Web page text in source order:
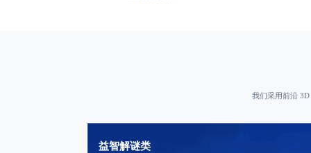
我们采用前沿
益智解谜类